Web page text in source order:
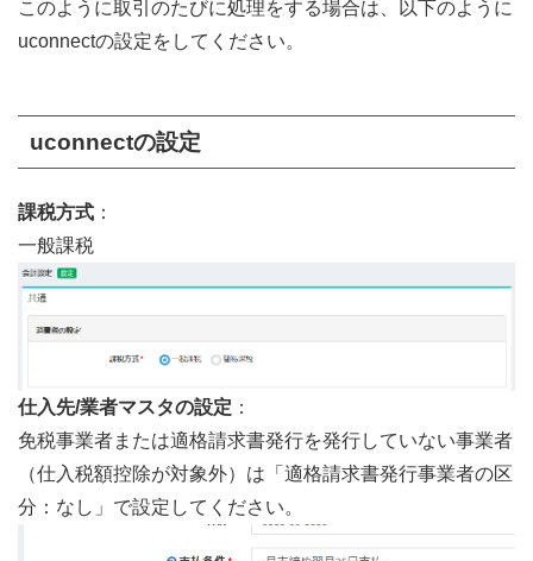
このように取引のたびに処理をする場合は、以下のように
uconnectの設定をしてください。
uconnectの設定
課税方式 ：
一般課税
仕入先/業者マスタの設定 ：
免税事業者または適格請求書発行を発行していない事業者
（仕入税額控除が対象外）は「適格請求書発行事業者の区
分：なし」で設定してください。